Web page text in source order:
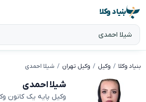
بنیاد وکلا
بنیاد وکلا وکیل وکیل تهران شیلا احمدی
شیلا احمدی
وکیل پایه یک کانون